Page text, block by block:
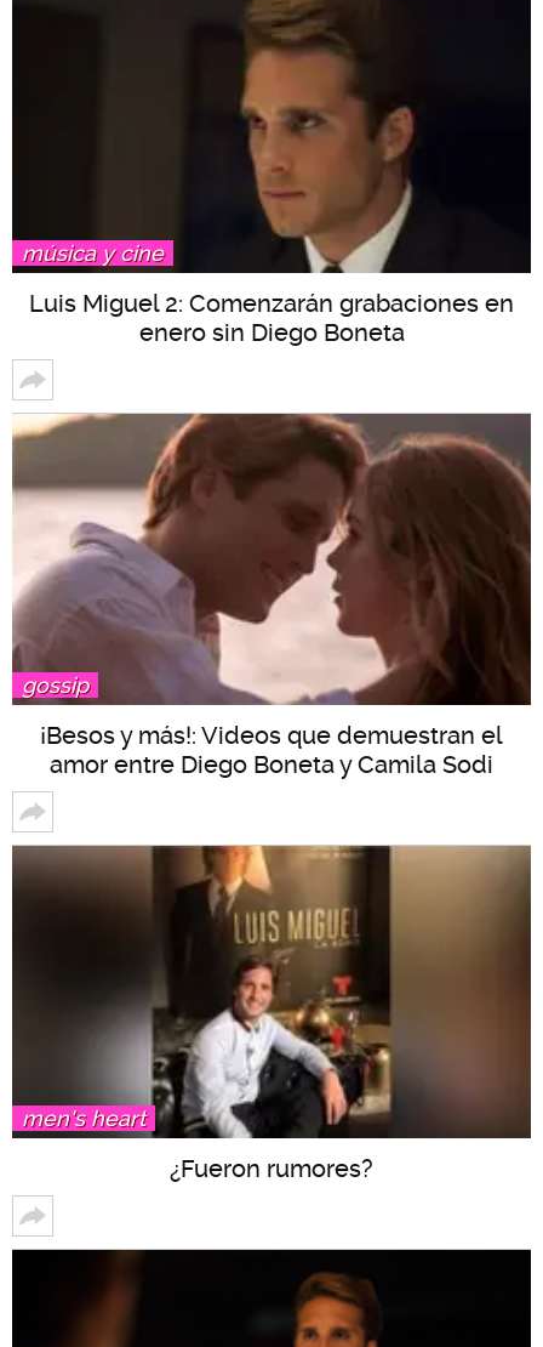
música y cine
Luis Miguel 2: Comenzarán grabaciones en
enero sin Diego Boneta
gossip
¡Besos y más!: Videos que demuestran el
amor entre Diego Boneta y Camila Sodi
men's heart
¿Fueron rumores?